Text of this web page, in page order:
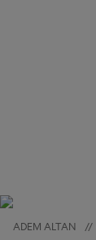
ADEM ALTAN //